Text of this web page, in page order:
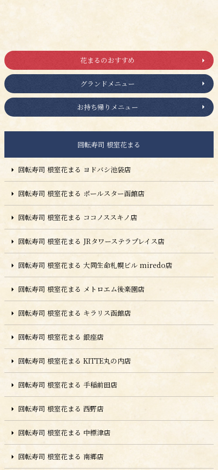
花まるのおすすめ
グランドメニュー
お持ち帰りメニュー
回転寿司 根室花まる
回転寿司 根室花まる ヨドバシ池袋店
回転寿司 根室花まる ポールスター函館店
回転寿司 根室花まる ココノススキノ店
回転寿司 根室花まる JRタワーステラプレイス店
回転寿司 根室花まる 大同生命札幌ビル miredo店
回転寿司 根室花まる メトロエム後楽園店
回転寿司 根室花まる キラリス函館店
回転寿司 根室花まる 銀座店
回転寿司 根室花まる KITTE丸の内店
回転寿司 根室花まる 手稲前田店
回転寿司 根室花まる 西野店
回転寿司 根室花まる 中標津店
回転寿司 根室花まる 南郷店